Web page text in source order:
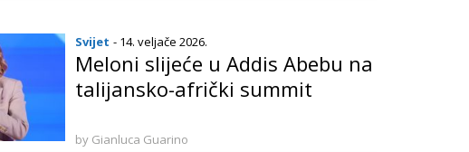
Svijet - 14. veljače 2026.
Meloni slijeće u Addis Abebu na
talijansko-afrički summit
by Gianluca Guarino